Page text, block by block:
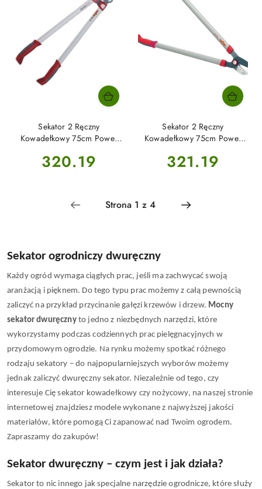
Sekator 2 Ręczny
Kowadełkowy 75cm Power
Cena:
320.19
Sekator 2 Ręczny
Kowadełkowy 75cm Power
Cena:
321.19
Sekator ogrodniczy dwuręczny
Każdy ogród wymaga ciągłych prac, jeśli ma zachwycać swoją
aranżacją i pięknem. Do tego typu prac możemy z całą pewnością
zaliczyć na przykład przycinanie gałęzi krzewów i drzew. Mocny
sekator dwuręczny to jedno z niezbędnych narzędzi, które
wykorzystamy podczas codziennych prac pielęgnacyjnych w
przydomowym ogrodzie. Na rynku możemy spotkać różnego
rodzaju sekatory – do najpopularniejszych wyborów możemy
jednak zaliczyć dwuręczny sekator. Niezależnie od tego, czy
interesuje Cię sekator kowadełkowy czy nożycowy, na naszej stronie
internetowej znajdziesz modele wykonane z najwyższej jakości
materiałów, które pomogą Ci zapanować nad Twoim ogrodem.
Zapraszamy do zakupów!
Sekator dwuręczny – czym jest i jak działa?
Sekator to nic innego jak specjalne narzędzie ogrodnicze, które służy